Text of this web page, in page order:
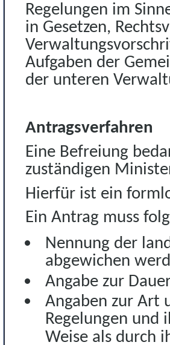
Regelungen im
in Gesetzen,
Aufgaben der
der unteren
Antragsverfahren
Eine Befreiung
zuständigen
Hierfür ist ein
Ein Antrag muss
Nennung der
abgewichen
Angabe zur
Angaben zur Art
Regelungen und
Weise als durch